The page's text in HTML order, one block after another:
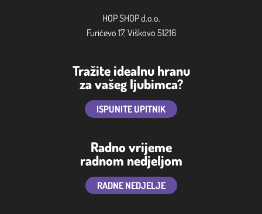
HOP SHOP d.o.o.
Furićevo 17, Viškovo 51216
Tražite idealnu hranu
za vašeg ljubimca?
ISPUNITE UPITNIK
Radno vrijeme
radnom nedjeljom
RADNE NEDJELJE